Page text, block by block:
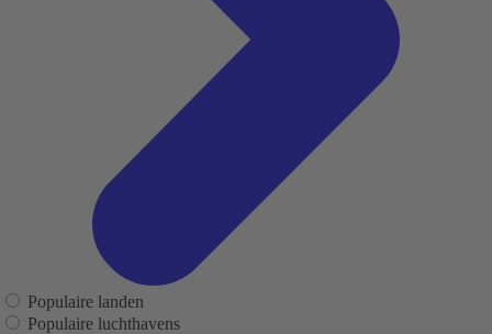
Populaire landen
Populaire luchthavens